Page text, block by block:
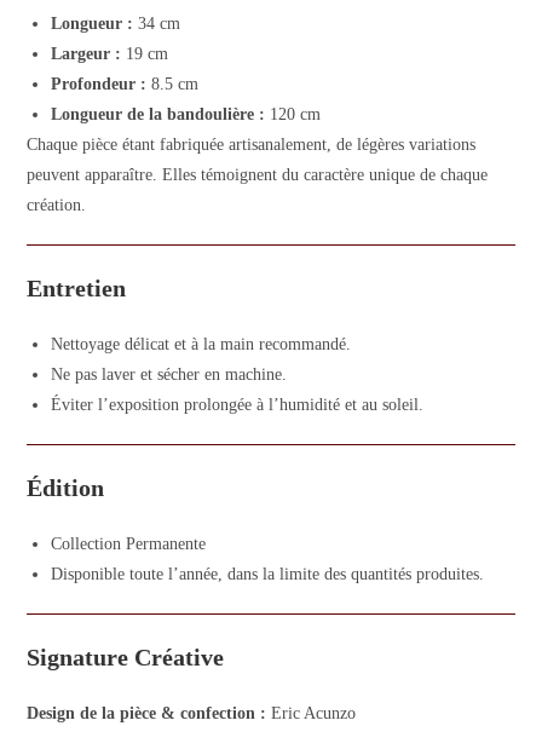
Longueur : 34 cm
Largeur : 19 cm
Profondeur : 8.5 cm
Longueur de la bandoulière : 120 cm
Chaque pièce étant fabriquée artisanalement, de légères variations
peuvent apparaître. Elles témoignent du caractère unique de chaque
création.
Entretien
Nettoyage délicat et à la main recommandé.
Ne pas laver et sécher en machine.
Éviter l’exposition prolongée à l’humidité et au soleil.
Édition
Collection Permanente
Disponible toute l’année, dans la limite des quantités produites.
Signature Créative
Design de la pièce & confection : Eric Acunzo